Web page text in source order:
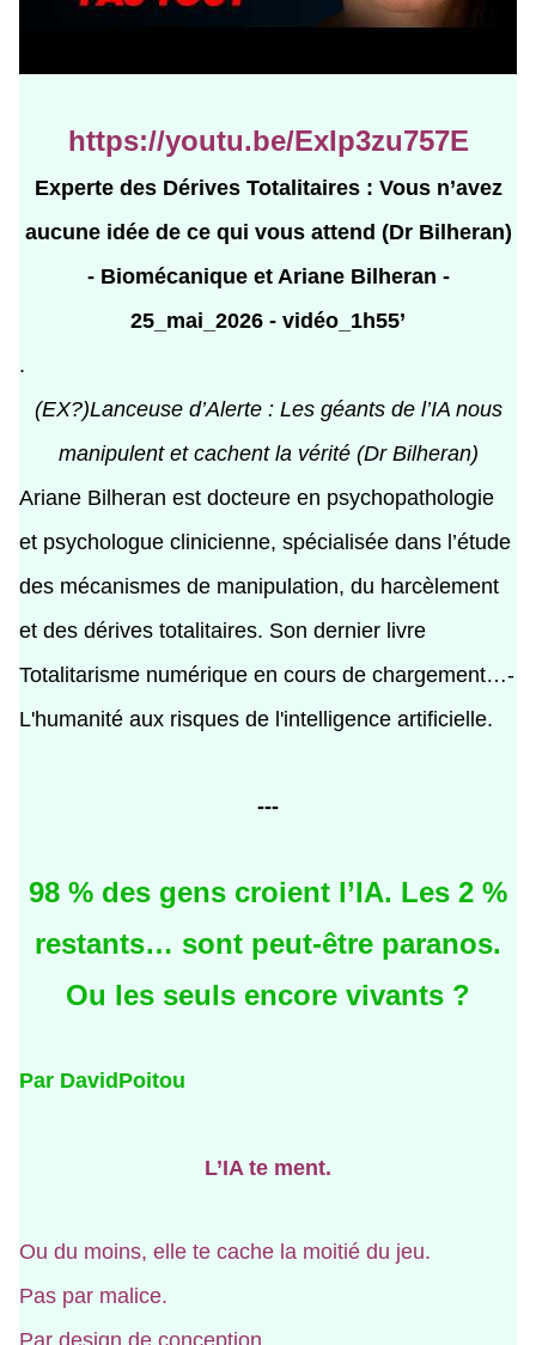
https://youtu.be/ExIp3zu757E
Experte des Dérives Totalitaires : Vous n’avez
aucune idée de ce qui vous attend (Dr Bilheran)
- Biomécanique et Ariane Bilheran -
25_mai_2026 - vidéo_1h55’
.
(EX?)Lanceuse d’Alerte : Les géants de l’IA nous
manipulent et cachent la vérité (Dr Bilheran)
Ariane Bilheran est docteure en psychopathologie
et psychologue clinicienne, spécialisée dans l’étude
des mécanismes de manipulation, du harcèlement
et des dérives totalitaires. Son dernier livre
Totalitarisme numérique en cours de chargement…-
L'humanité aux risques de l'intelligence artificielle.
---
98 % des gens croient l’IA. Les 2 %
restants… sont peut-être paranos.
Ou les seuls encore vivants ?
Par DavidPoitou
L’IA te ment.
Ou du moins, elle te cache la moitié du jeu.
Pas par malice.
Par design de conception.